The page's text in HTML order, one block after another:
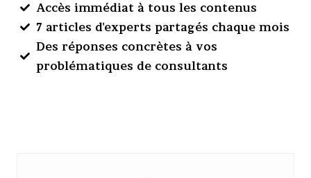
Accès immédiat à tous les contenus
7 articles d'experts partagés chaque mois
Des réponses concrètes à vos
problématiques de consultants